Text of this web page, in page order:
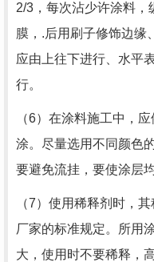
2/3 ，每次沾少许涂料
膜，.后用刷子修饰边缘
应由上往下进行、水平
行。
（6）在涂料施工中，
涂。尽量选用不同颜色
要避免流挂，要使涂层
（7）使用稀释剂时，
厂家的标准规定。所用
大，使用时不要稀释，